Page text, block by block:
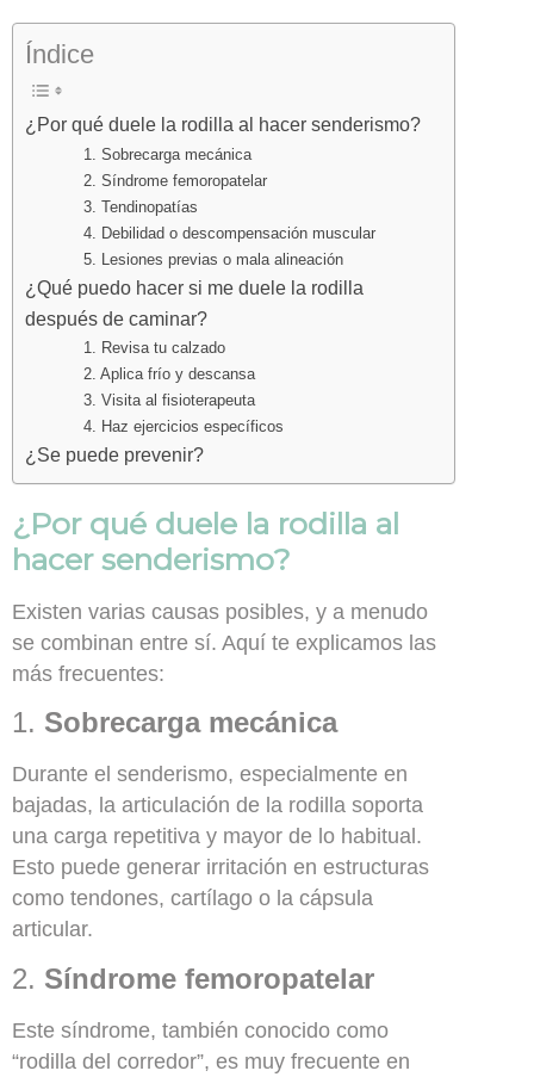
Índice
¿Por qué duele la rodilla al hacer senderismo?
1. Sobrecarga mecánica
2. Síndrome femoropatelar
3. Tendinopatías
4. Debilidad o descompensación muscular
5. Lesiones previas o mala alineación
¿Qué puedo hacer si me duele la rodilla
después de caminar?
1. Revisa tu calzado
2. Aplica frío y descansa
3. Visita al fisioterapeuta
4. Haz ejercicios específicos
¿Se puede prevenir?
¿Por qué duele la rodilla al
hacer senderismo?
Existen varias causas posibles, y a menudo
se combinan entre sí. Aquí te explicamos las
más frecuentes:
1. Sobrecarga mecánica
Durante el senderismo, especialmente en
bajadas, la articulación de la rodilla soporta
una carga repetitiva y mayor de lo habitual.
Esto puede generar irritación en estructuras
como tendones, cartílago o la cápsula
articular.
2. Síndrome femoropatelar
Este síndrome, también conocido como
“rodilla del corredor”, es muy frecuente en